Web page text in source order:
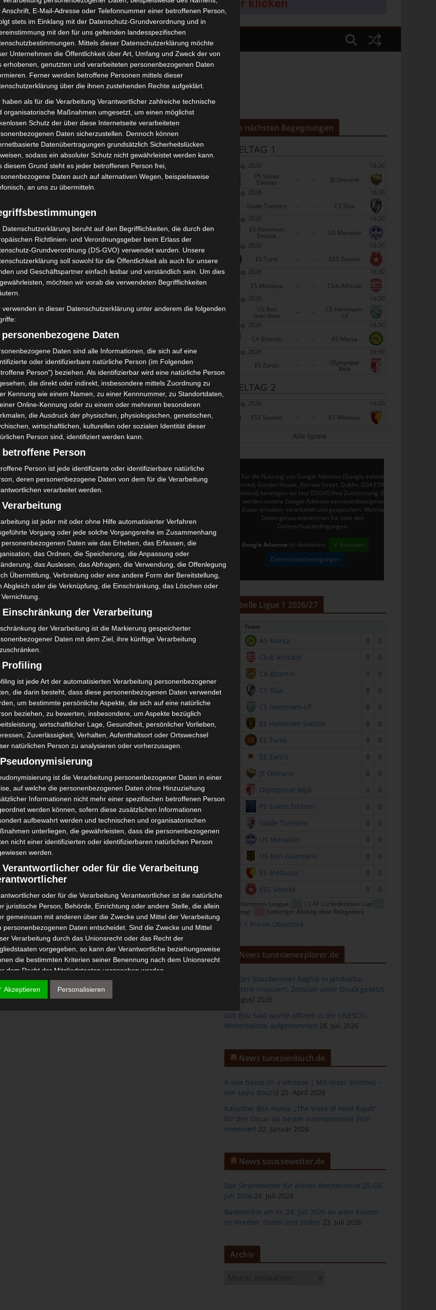
STADIEN IMPRESSUM
Wael Derbali
(EST)
1 (0)
0 0 0 1 (0) 0 0
Ergebnis
G 0:1 90` 1
Faissal Mannai
Die nächsten Begegnungen
SPIELTAG 1
22 Aug. 2026
16:30
PS Sakiet
Eddaïer - -
JS Omrane
22 Aug. 2026
16:30
Stade Tunisien
- -
CS Sfax
22 Aug. 2026
16:30
ES Hammam
Sousse - -
US Monastir
22 Aug. 2026
16:30
ES Tunis
- -
ESS Sousse
22 Aug. 2026
16:30
ES Métlaoui
- -
Club Africain
22 Aug. 2026
16:30
US Ben
Guerdane - - CS Hammam-
Lif
22 Aug. 2026
16:30
CA Bizertin
- -
AS Marsa
22 Aug. 2026
16:30
ES Zarzis
- - Olympique
Béjà
SPIELTAG 2
29 Aug. 2026
16:30
ESS Sousse
- - ES Métlaoui
Alle Spiele
Für die Nutzung von Google Adsense (Google Ireland
Limited, Gordon House, Barrow Street, Dublin, D04 E5W5,
Ireland) benötigen wir laut DSGVO Ihre Zustimmung. Es
werden seitens Google Adsense personenbezogene
Daten erhoben, verarbeitet und gespeichert. Welche
Daten genau entnehmen Sie bitte den
Datenschutzbedingungen.
Google Adsense ist deaktiviert.
✓ Erlauben
Datenschutzbedingungen
Tabelle Ligue 1 2026/27
Team
AS Marsa 0
0
Club Africain 0
0
CA Bizertin 0
0
CS Sfax 0
0
CS Hammam-Lif 0
0
ES Hammam Sousse 0
0
ES Tunis 0
0
ES Zarzis 0
0
JS Omrane 0
0
Olympique Béjà 0
0
PS Sakiet Eddaïer 0
0
Stade Tunisien 0
0
US Monastir 0
0
US Ben Guerdane 0
0
ES Métlaoui 0
0
ESS Sousse 0 0
CAF Champions League:
| CAF Confederation Cup:
| Abstieg::
(sofortiger Abstieg ohne Relegation)
Ligue 1 Pro im Überblick
News tunesienexplorer.de
Bau des Staudammes Raghai in Jendouba:
Baustelle inspiziert, Zeitplan unter Druck gesetzt
2. August 2026
Sidi Bou Said wurde offiziell in die UNESCO-
Welterbeliste aufgenommen 28. Juli 2026
News tunesienbuch.de
À voix basse (In a whisper | Mit leiser Stimme) –
von Leyla Bouzid 25. April 2026
Kaouther Ben Hania: „The Voice of Hind Rajab“
für den Oscar als bester internationaler Film
nominiert 22. Januar 2026
News soussewetter.de
Das Strandwetter für dieses Wochenende 25./26.
Juli 2026 24. Juli 2026
Badeverbot am Fr, 24. Juli 2026 an allen Küsten
im Norden, Osten und Süden 23. Juli 2026
Archiv
Anschrift, E-Mail-Adresse oder Telefonnummer einer betroffenen Person,
stets im Einklang mit der Datenschutz-Grundverordnung und in
mit den für uns geltenden landesspezifischen
Mittels dieser Datenschutzerklärung möchte
Unternehmen die Öffentlichkeit über Art, Umfang und Zweck der von
erhobenen, genutzten und verarbeiteten personenbezogenen Daten
Ferner werden betroffene Personen mittels dieser
über die ihnen zustehenden Rechte aufgeklärt.
haben als für die Verarbeitung Verantwortlicher zahlreiche technische
organisatorische Maßnahmen umgesetzt, um einen möglichst
Schutz der über diese Internetseite verarbeiteten
Daten sicherzustellen. Dennoch können
Datenübertragungen grundsätzlich Sicherheitslücken
sodass ein absoluter Schutz nicht gewährleistet werden kann.
diesem Grund steht es jeder betroffenen Person frei,
Daten auch auf alternativen Wegen, beispielsweise
an uns zu übermitteln.
Datenschutzerklärung beruht auf den Begrifflichkeiten, die durch den
Richtlinien- und Verordnungsgeber beim Erlass der
Grundverordnung (DS-GVO) verwendet wurden. Unsere
soll sowohl für die Öffentlichkeit als auch für unsere
und Geschäftspartner einfach lesbar und verständlich sein. Um dies
möchten wir vorab die verwendeten Begrifflichkeiten
verwenden in dieser Datenschutzerklärung unter anderem die folgenden
personenbezogene Daten
Daten sind alle Informationen, die sich auf eine
oder identifizierbare natürliche Person (im Folgenden
Person") beziehen. Als identifizierbar wird eine natürliche Person
die direkt oder indirekt, insbesondere mittels Zuordnung zu
Kennung wie einem Namen, zu einer Kennnummer, zu Standortdaten,
Online-Kennung oder zu einem oder mehreren besonderen
die Ausdruck der physischen, physiologischen, genetischen,
wirtschaftlichen, kulturellen oder sozialen Identität dieser
Person sind, identifiziert werden kann.
betroffene Person
Person ist jede identifizierte oder identifizierbare natürliche
deren personenbezogene Daten von dem für die Verarbeitung
verarbeitet werden.
ist jeder mit oder ohne Hilfe automatisierter Verfahren
Vorgang oder jede solche Vorgangsreihe im Zusammenhang
personenbezogenen Daten wie das Erheben, das Erfassen, die
das Ordnen, die Speicherung, die Anpassung oder
das Auslesen, das Abfragen, die Verwendung, die Offenlegung
Übermittlung, Verbreitung oder eine andere Form der Bereitstellung,
Abgleich oder die Verknüpfung, die Einschränkung, das Löschen oder
Einschränkung der Verarbeitung
der Verarbeitung ist die Markierung gespeicherter
Daten mit dem Ziel, ihre künftige Verarbeitung
Profiling
ist jede Art der automatisierten Verarbeitung personenbezogener
die darin besteht, dass diese personenbezogenen Daten verwendet
um bestimmte persönliche Aspekte, die sich auf eine natürliche
beziehen, zu bewerten, insbesondere, um Aspekte bezüglich
wirtschaftlicher Lage, Gesundheit, persönlicher Vorlieben,
Zuverlässigkeit, Verhalten, Aufenthaltsort oder Ortswechsel
natürlichen Person zu analysieren oder vorherzusagen.
ist die Verarbeitung personenbezogener Daten in einer
auf welche die personenbezogenen Daten ohne Hinzuziehung
Informationen nicht mehr einer spezifischen betroffenen Person
werden können, sofern diese zusätzlichen Informationen
aufbewahrt werden und technischen und organisatorischen
unterliegen, die gewährleisten, dass die personenbezogenen
nicht einer identifizierten oder identifizierbaren natürlichen Person
werden.
Verantwortlicher oder für die Verarbeitung
oder für die Verarbeitung Verantwortlicher ist die natürliche
juristische Person, Behörde, Einrichtung oder andere Stelle, die allein
gemeinsam mit anderen über die Zwecke und Mittel der Verarbeitung
personenbezogenen Daten entscheidet. Sind die Zwecke und Mittel
Verarbeitung durch das Unionsrecht oder das Recht der
vorgegeben, so kann der Verantwortliche beziehungsweise
die bestimmten Kriterien seiner Benennung nach dem Unionsrecht
dem Recht der Mitgliedstaaten vorgesehen werden.
Auftragsverarbeiter
oder andere Stelle, die personenbezogene Daten im Auftrag des
ist jede von der betroffenen Person freiwillig für den bestimmten
Akzeptieren Personalisieren